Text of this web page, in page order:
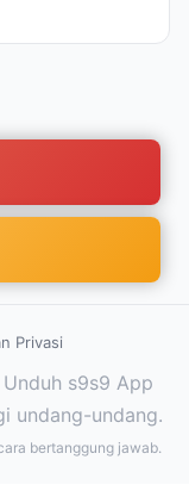
Privasi
s9s9 App
undang-undang.
bertanggung jawab.